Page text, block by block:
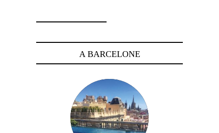
A BARCELONE